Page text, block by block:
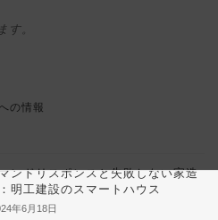
す。
の情報
ンドリスポンスと失敗しない家造
明工建設のスマートハウス
年6月18日